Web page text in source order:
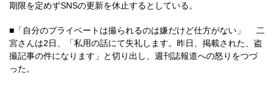
期限を定めずSNSの更新を休止するとしている。
■「自分のプライベートは撮られるのは嫌だけど仕方がない」 二
宮さんは2日、「私用の話にて失礼します。昨日、掲載された、盗
撮記事の件になります」と切り出し、週刊誌報道への怒りをつづ
った。